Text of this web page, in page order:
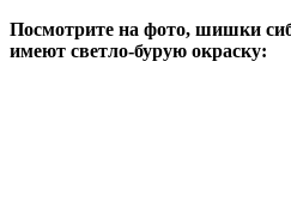
Посмотрите на фото, шишки
имеют светло-бурую окраску: